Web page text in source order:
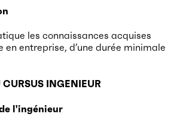
les connaissances acquises
en entreprise, d’une durée minimale
INGENIEUR
l'ingénieur